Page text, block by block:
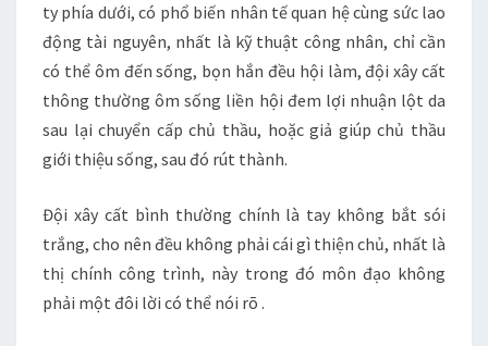
ty phía dưới, có phổ biến nhân tế quan hệ cùng sức lao
động tài nguyên, nhất là kỹ thuật công nhân, chỉ cần
có thể ôm đến sống, bọn hắn đều hội làm, đội xây cất
thông thường ôm sống liền hội đem lợi nhuận lột da
sau lại chuyển cấp chủ thầu, hoặc giả giúp chủ thầu
giới thiệu sống, sau đó rút thành.
Đội xây cất bình thường chính là tay không bắt sói
trắng, cho nên đều không phải cái gì thiện chủ, nhất là
thị chính công trình, này trong đó môn đạo không
phải một đôi lời có thể nói rõ .